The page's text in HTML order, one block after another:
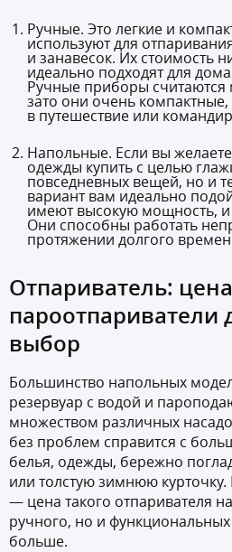
Ручные. Это легкие и
используют для
и занавесок. Их стоимость
идеально подходят для
Ручные приборы
зато они очень
в путешествие или
Напольные. Если вы
одежды купить с целью
повседневных вещей, но и
вариант вам идеально
имеют высокую мощность, и
Они способны работать
протяжении долгого
Отпариватель:
пароотпариватели
выбор
Большинство напольных
резервуар с водой и
множеством различных
без проблем справится с
белья, одежды, бережно
или толстую зимнюю
— цена такого отпаривателя
ручного, но и
больше.